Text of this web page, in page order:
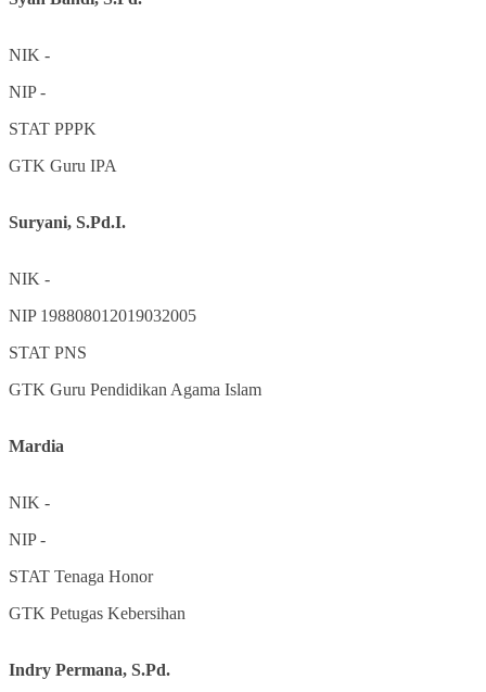
NIK -
NIP-
STAT PPPK
GTK Guru IPA
Suryani, S.Pd.I.
NIK -
NIP 198808012019032005
STAT PNS
GTK Guru Pendidikan Agama Islam
Mardia
NIK -
NIP-
STAT Tenaga Honor
GTK Petugas Kebersihan
Indry Permana, S.Pd.